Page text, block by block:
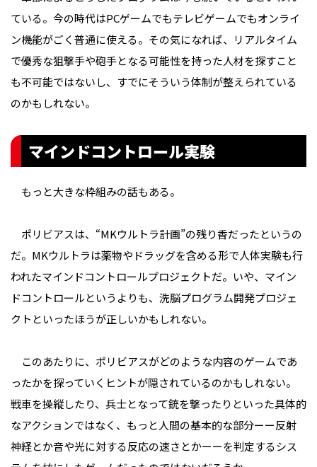
ている。今の時代はPCゲームでもテレビゲームでもオンライ
ン機能がごく普通に使える。その気になれば、リアルタイム
で優秀な狙撃手や砲手となる可能性を持った人材を探すこと
も不可能ではないし、すでにそういう体制が整えられている
のかもしれない。
マインドコントロール実験
もっと大きな枠組みの話もある。
ポリビアスは、“MKウルトラ計画”の残り香だったというの
だ。MKウルトラは薬物やドラッグを含める形で人体実験も行
われたマインドコントロールプロジェクトだ。いや、マイン
ドコントロールというよりも、洗脳プログラム開発プロジェ
クトといったほうが正しいかもしれない。
このあたりに、ポリビアスがどのような内容のゲームであ
ったかを探っていくヒントが隠されているのかもしれない。
戦車を操縦したり、兵士となって銃を撃ったりといった具体的
なアクションではなく、もっと人間の基本的な部分ーー反射
神経とか音や光に対する反応の速さとかーーを判定するシス